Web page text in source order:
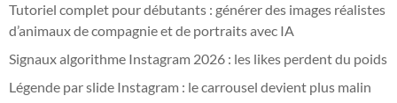
Tutoriel complet pour débutants : générer des images réalistes
d’animaux de compagnie et de portraits avec IA
Signaux algorithme Instagram 2026 : les likes perdent du poids
Légende par slide Instagram : le carrousel devient plus malin